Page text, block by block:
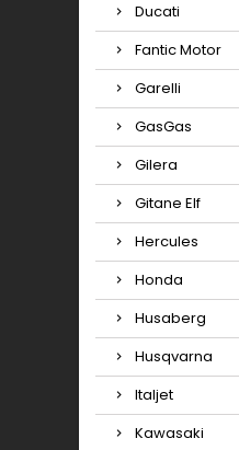
Ducati
Fantic Motor
Garelli
GasGas
Gilera
Gitane Elf
Hercules
Honda
Husaberg
Husqvarna
Italjet
Kawasaki